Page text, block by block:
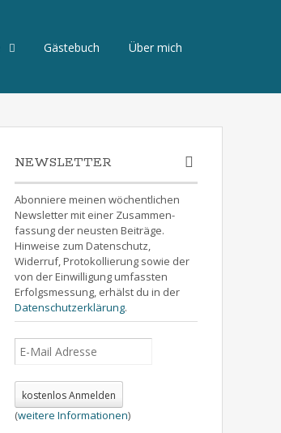
Gästebuch Über mich
NEWSLETTER
Abonniere meinen wöchentlichen
Newsletter mit einer Zusammen-
fassung der neusten Beiträge.
Hinweise zum Datenschutz,
Widerruf, Protokollierung sowie der
von der Einwilligung umfassten
Erfolgsmessung, erhälst du in der
Datenschutzerklärung.
(weitere Informationen)